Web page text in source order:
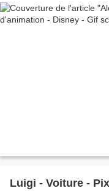
Luigi - Voiture -